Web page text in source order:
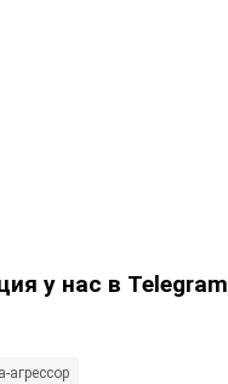
у нас в
агрессор